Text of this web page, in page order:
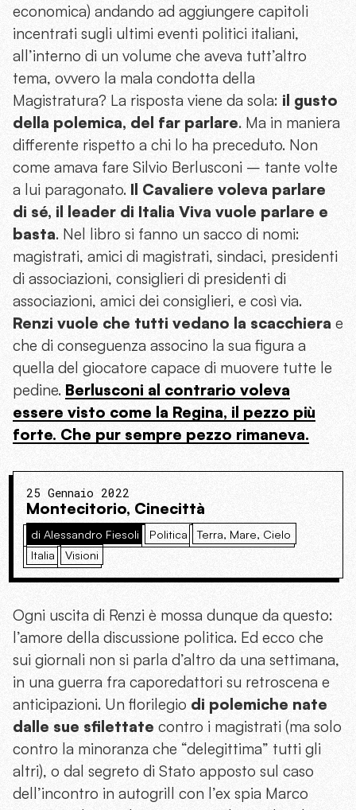
economica) andando ad aggiungere capitoli
incentrati sugli ultimi eventi politici italiani,
all’interno di un volume che aveva tutt’altro
tema, ovvero la mala condotta della
Magistratura? La risposta viene da sola: il gusto
della polemica, del far parlare. Ma in maniera
differente rispetto a chi lo ha preceduto. Non
come amava fare Silvio Berlusconi – tante volte
a lui paragonato. Il Cavaliere voleva parlare
di sé, il leader di Italia Viva vuole parlare e
basta. Nel libro si fanno un sacco di nomi:
magistrati, amici di magistrati, sindaci, presidenti
di associazioni, consiglieri di presidenti di
associazioni, amici dei consiglieri, e così via.
Renzi vuole che tutti vedano la scacchiera e
che di conseguenza associno la sua figura a
quella del giocatore capace di muovere tutte le
pedine. Berlusconi al contrario voleva
essere visto come la Regina, il pezzo più
forte. Che pur sempre pezzo rimaneva.
25 Gennaio 2022
Montecitorio, Cinecittà
di Alessandro Fiesoli Politica
Terra, Mare, Cielo
Italia
Visioni
Ogni uscita di Renzi è mossa dunque da questo:
l’amore della discussione politica. Ed ecco che
sui giornali non si parla d’altro da una settimana,
in una guerra fra caporedattori su retroscena e
anticipazioni. Un florilegio di polemiche nate
dalle sue sfilettate contro i magistrati (ma solo
contro la minoranza che “delegittima” tutti gli
altri), o dal segreto di Stato apposto sul caso
dell’incontro in autogrill con l’ex spia Marco